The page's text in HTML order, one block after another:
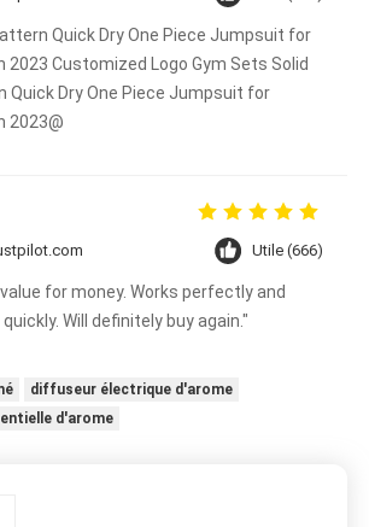
Quick Dry One Piece Jumpsuit for
2023 Customized Logo Gym Sets Solid
Quick Dry One Piece Jumpsuit for
2023@
Utile (666)
for money. Works perfectly and
Will definitely buy again."
diffuseur électrique d'arome
d'arome